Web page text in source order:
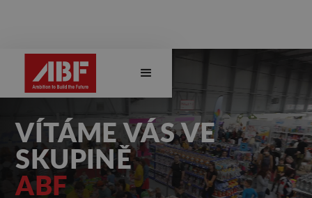
VÍTÁME VÁS VE
SKUPINĚ
ABF